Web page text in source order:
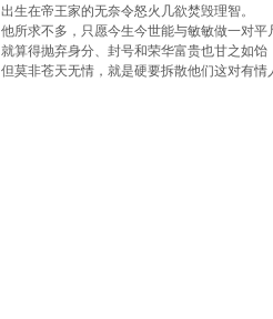
出生在帝王家的无奈令怒火几欲焚毁理智。
他所求不多，只愿今生今世能与敏敏做一对平
就算得抛弃身分、封号和荣华富贵也甘之如饴
但莫非苍天无情，就是硬要拆散他们这对有情